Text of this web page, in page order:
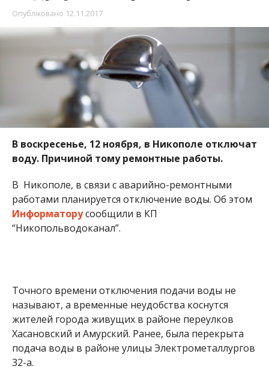
Опубліковано 12.11.2017
В воскресенье, 12 ноября, в Никополе отключат
воду. Причиной тому ремонтные работы.
В Никополе, в связи с аварийно-ремонтными
работами планируется отключение воды. Об этом
Информаторусообщили в КП
“Никопольводоканал”.
Точного времени отключения подачи воды не
называют, а временные неудобства коснутся
жителей города живущих в районе переулков
Хасановский и Амурский. Ранее, была перекрыта
подача воды в районе улицы Электрометаллургов
32-а.